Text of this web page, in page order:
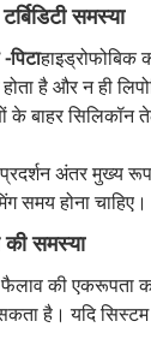
समस्या
पिटाहाइड्रोफोबिक
है और न ही
के बाहर सिलिकॉन
अंतर मुख्य रूप
समय होना चाहिए।
समस्या
की एकरूपता
है। यदि सिस्टम